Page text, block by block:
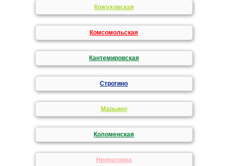
Кожуховская
Комсомольская
Кантемировская
Строгино
Марьино
Коломенская
Некрасовка